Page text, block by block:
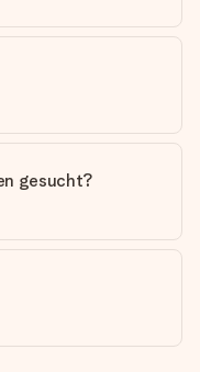
gesucht?